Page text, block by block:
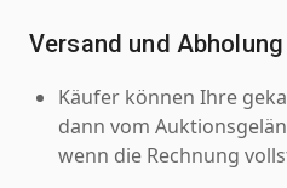
Versand und Abholung
Käufer können Ihre
dann vom
wenn die Rechnung